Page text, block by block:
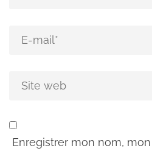
Enregistrer mon nom,